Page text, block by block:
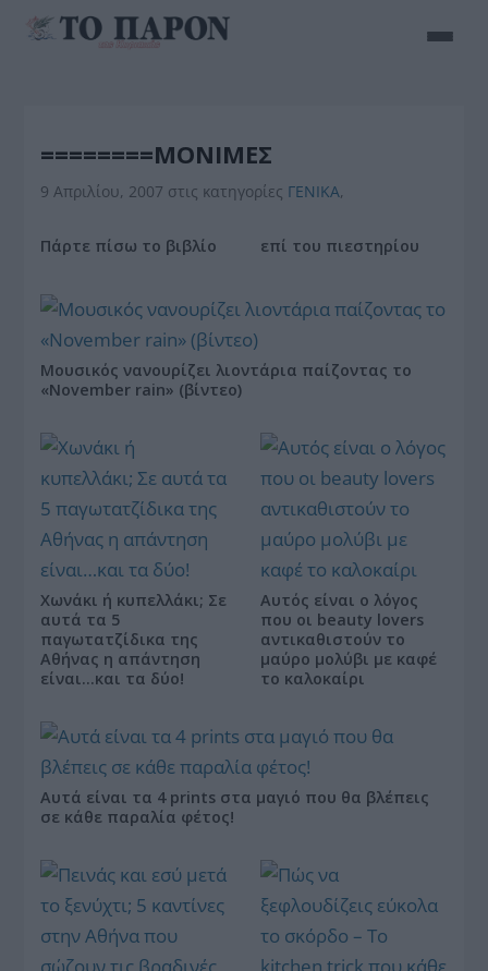
========ΜΟΝΙΜΕΣ
9 Απριλίου, 2007 στις κατηγορίες ΓΕΝΙΚΑ,
Πάρτε πίσω το βιβλίο επί του πιεστηρίου
Μουσικός νανουρίζει λιοντάρια παίζοντας το
«November rain» (βίντεο)
Χωνάκι ή κυπελλάκι; Σε
αυτά τα 5
παγωτατζίδικα της
Αθήνας η απάντηση
είναι…και τα δύο!
Αυτός είναι ο λόγος
που οι beauty lovers
αντικαθιστούν το
μαύρο μολύβι με καφέ
το καλοκαίρι
Αυτά είναι τα 4 prints στα μαγιό που θα βλέπεις
σε κάθε παραλία φέτος!